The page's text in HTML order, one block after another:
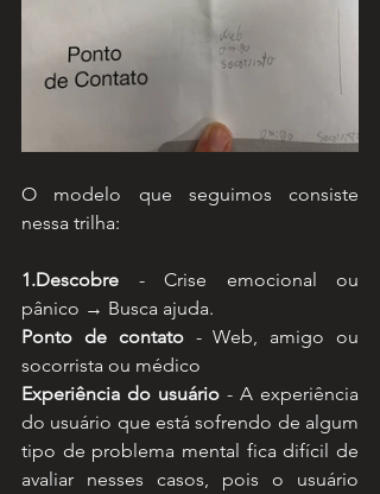
O modelo que seguimos consiste
nessa trilha:
1.Descobre - Crise emocional ou
pânico → Busca ajuda.
Ponto de contato - Web, amigo ou
socorrista ou médico
Experiência do usuário - A experiência
do usuário que está sofrendo de algum
tipo de problema mental fica difícil de
avaliar nesses casos, pois o usuário